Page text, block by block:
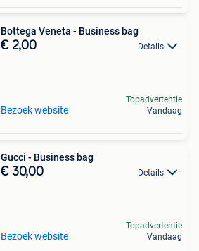
Bottega Veneta - Business bag
€ 2,00 Details
Bezoek website
Topadvertentie
Vandaag
Gucci - Business bag
€ 30,00 Details
Bezoek website
Topadvertentie
Vandaag